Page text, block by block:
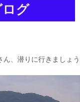
グ
、潜りに行きましょう